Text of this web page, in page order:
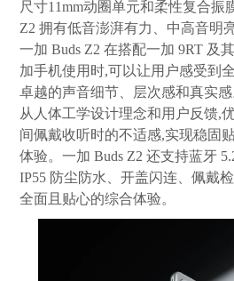
尺寸11mm动圈单元和柔性复合振
Z2 拥有低音澎湃有力、中高音明
一加 Buds Z2 在搭配一加 9RT 及
加手机使用时,可以让用户感受到
卓越的声音细节、层次感和真实
从人体工学设计理念和用户反馈,
间佩戴收听时的不适感,实现稳固
体验。一加 Buds Z2 还支持蓝牙
IP55 防尘防水、开盖闪连、佩戴
全面且贴心的综合体验。